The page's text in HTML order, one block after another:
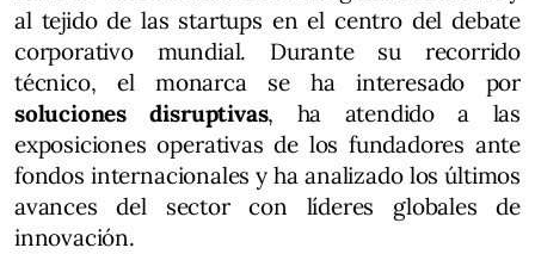
al tejido de las startups en el centro del debate
corporativo mundial. Durante su recorrido
técnico, el monarca se ha interesado por
soluciones disruptivas, ha atendido a las
exposiciones operativas de los fundadores ante
fondos internacionales y ha analizado los últimos
avances del sector con líderes globales de
innovación.